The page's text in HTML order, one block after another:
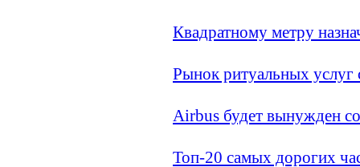
Квадратному метру
Рынок ритуальных услуг
Airbus будет вынужден
Топ-20 самых дорогих